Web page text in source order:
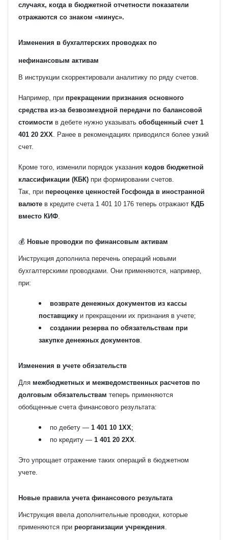
случаях, когда в бюджетной отчетности показатели
отражаются со знаком «минус».
Изменения в бухгалтерских проводках по
нефинансовым активам
В инструкции скорректировали аналитику по ряду счетов.
Например, при прекращении признания основного
средства из-за безвозмездной передачи по балансовой
стоимости в дебете нужно указывать обобщенный счет 1
401 20 2ХХ . Ранее в рекомендациях приводился более узкий
счет.
Кроме того, изменили порядок указания кодов бюджетной
классификации (КБК) при формировании счетов.
Так, при переоценке ценностей Госфонда в иностранной
валюте в кредите счета 1 401 10 176 теперь отражают КДБ
вместо КИФ
💰 Новые проводки по финансовым активам
Инструкция дополнила перечень операций новыми
бухгалтерскими проводками. Они применяются, например,
при:
возврате денежных документов из кассы
поставщику и прекращении их признания в учете;
создании резерва по обязательствам при
закупке денежных документов
Изменения в учете обязательств
Для межбюджетных и межведомственных расчетов по
долговым обязательствам теперь применяются
обобщенные счета финансового результата:
по дебету — 1 401 10 1XX;
по кредиту — 1 401 20 2XX
Это упрощает отражение таких операций в бюджетном
учете.
Новые правила учета финансового результата
Инструкция ввела дополнительные проводки, которые
применяются при реорганизации учреждения